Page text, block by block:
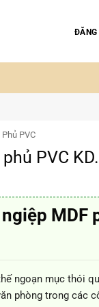
ĐĂNG
PVC
PVC
MDF
ngoạn mục thói
phòng trong các